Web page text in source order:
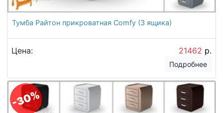
Тумба Райтон прикроватная Comfy (3 ящика)
Цена: 21462 р.
Подробнее
-30%